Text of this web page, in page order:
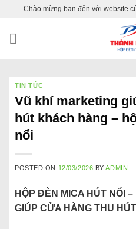
content
Chào mừng bạn đến với website
TIN TỨC
Vũ khí marketing
hút khách hàng –
nổi
POSTED ON 12/03/2026 BYADMIN
HỘP ĐÈN MICA HÚT NỔI –
GIÚP CỬA HÀNG THU HÚT